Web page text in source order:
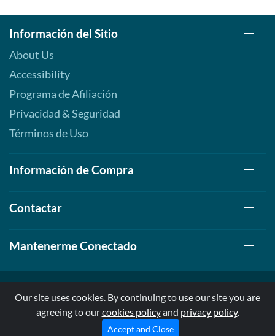
Información del Sitio
About Us
Accessibility
Programa de Afiliación
Privacidad & Seguridad
Términos de Uso
Información de Compra
Contactar
Mantenerme Conectado
© 1999-2026, AllStarHealth.com | All Rights Reserved
* Estas declaraciones no han sido evaluadas por la FDA
Our site uses cookies. By continuing to use our site you are
agreeing to ourcookies policyand privacy policy.
Accept and Close